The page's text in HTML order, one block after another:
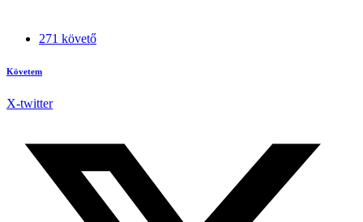
271 követő
Követem
X-twitter